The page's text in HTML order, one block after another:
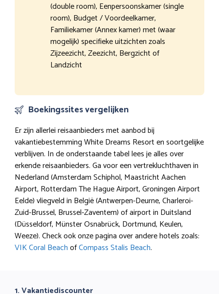
(double room), Eenpersoonskamer (single
room), Budget / Voordeelkamer,
Familiekamer (Annex kamer) met (waar
mogelijk) specifieke uitzichten zoals
Zijzeezicht, Zeezicht, Bergzicht of
Landzicht
Boekingssites vergelijken
Er zijn allerlei reisaanbieders met aanbod bij
vakantiebestemming White Dreams Resort en soortgelijke
verblijven. In de onderstaande tabel lees je alles over
erkende reisaanbieders. Ga voor een vertrekluchthaven in
Nederland (Amsterdam Schiphol, Maastricht Aachen
Airport, Rotterdam The Hague Airport, Groningen Airport
Eelde) vliegveld in België (Antwerpen-Deurne, Charleroi-
Zuid-Brussel, Brussel-Zaventem) of airport in Duitsland
(Düsseldorf, Münster Osnabrück, Dortmund, Keulen,
Weeze). Check ook onze pagina over andere hotels zoals:
VIK Coral BeachofCompass Stalis Beach.
1. Vakantiediscounter